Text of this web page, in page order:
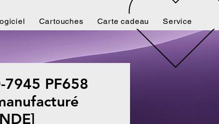
Cartouches Carte cadeau Service
7945 PF658